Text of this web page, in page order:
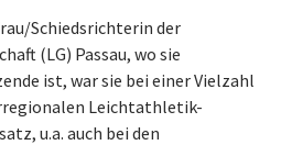
Schiedsrichterin der
(LG) Passau, wo sie
ist, war sie bei einer Vielzahl
Leichtathletik-
u.a. auch bei den